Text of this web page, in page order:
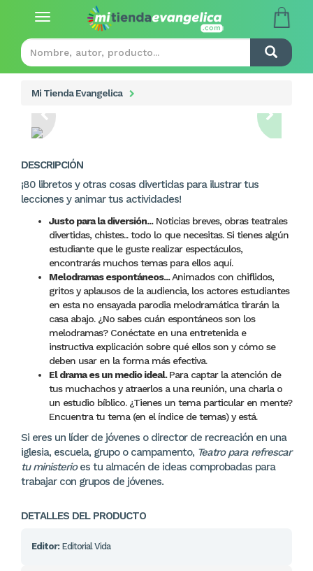
Toggle
Mi Tienda Evangelica
DESCRIPCIÓN
¡80 libretos y otras cosas divertidas para ilustrar tus
lecciones y animar tus actividades!
Justo para la diversión...Noticias breves, obras teatrales
divertidas, chistes... todo lo que necesitas. Si tienes algún
estudiante que le guste realizar espectáculos,
encontrarás muchos temas para ellos aquí.
Melodramas espontáneos...Animados con chiflidos,
gritos y aplausos de la audiencia, los actores estudiantes
en esta no ensayada parodia melodramática tirarán la
casa abajo. ¿No sabes cuán espontáneos son los
melodramas? Conéctate en una entretenida e
instructiva explicación sobre qué ellos son y cómo se
deben usar en la forma más efectiva.
El drama es un medio ideal.Para captar la atención de
tus muchachos y atraerlos a una reunión, una charla o
un estudio bíblico. ¿Tienes un tema particular en mente?
Encuentra tu tema (en el índice de temas) y está.
Si eres un líder de jóvenes o director de recreación en una
iglesia, escuela, grupo o campamento, Teatro para refrescar
tu ministerioes tu almacén de ideas comprobadas para
trabajar con grupos de jóvenes.
DETALLES DEL PRODUCTO
Editor: Editorial Vida